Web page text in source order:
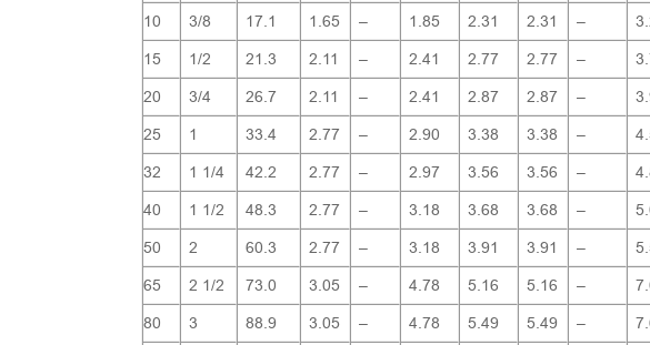
10 3/8 17.1 1.65 – 1.85 2.31 2.31 –
15 1/2 21.3 2.11 – 2.41 2.77 2.77 –
20 3/4 26.7 2.11 – 2.41 2.87 2.87 –
25 1 33.4 2.77 – 2.90 3.38 3.38 –
32 1 1/4 42.2 2.77 – 2.97 3.56 3.56 –
40 1 1/2 48.3 2.77 – 3.18 3.68 3.68 –
50 2 60.3 2.77 – 3.18 3.91 3.91 –
65 2 1/2 73.0 3.05 – 4.78 5.16 5.16 –
80 3 88.9 3.05 – 4.78 5.49 5.49 –